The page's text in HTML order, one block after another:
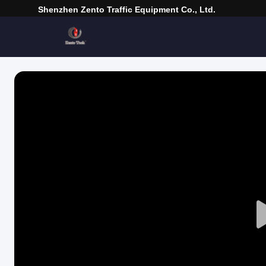
Shenzhen Zento Traffic Equipment Co., Ltd.